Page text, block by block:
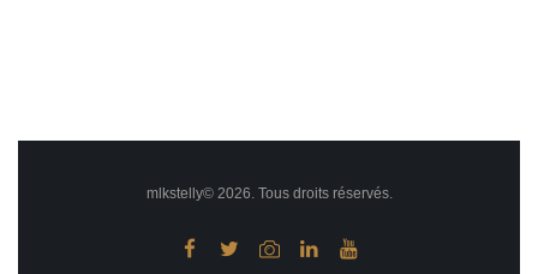
mlkstelly© 2026. Tous droits réservés.